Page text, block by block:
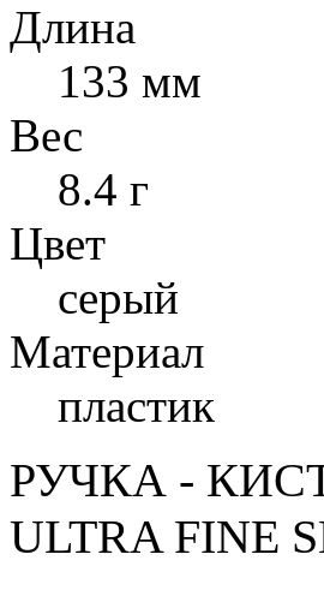
Длина
133 мм
Вес
8.4 г
Цвет
серый
Материал
пластик
РУЧКА -
ULTRA FINE